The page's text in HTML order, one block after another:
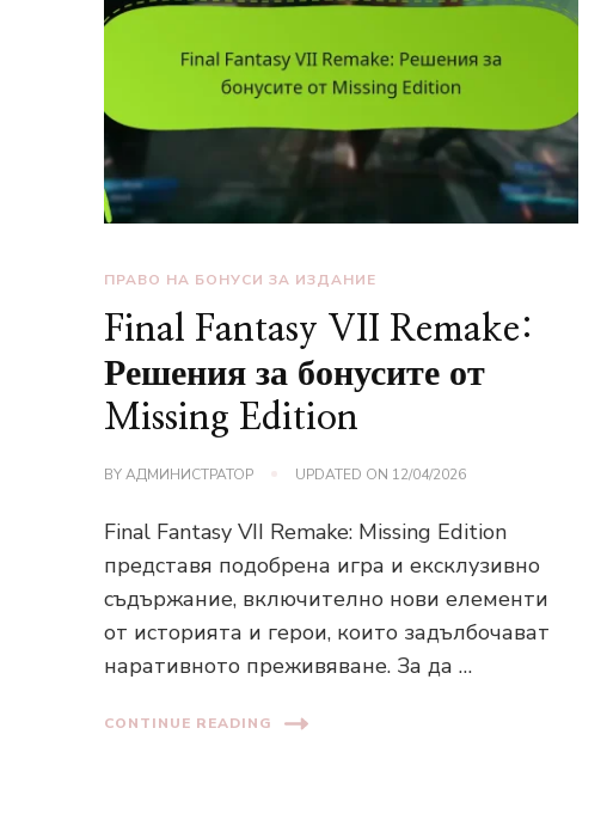
ПРАВО НА БОНУСИ ЗА ИЗДАНИЕ
Final Fantasy VII Remake:
Решения за бонусите от
Missing Edition
BYАДМИНИСТРАТОР UPDATED ON 12/04/2026
Final Fantasy VII Remake: Missing Edition
представя подобрена игра и ексклузивно
съдържание, включително нови елементи
от историята и герои, които задълбочават
наративното преживяване. За да …
CONTINUE READING